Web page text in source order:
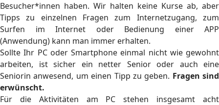
Besucher*innen haben. Wir halten keine Kurse ab, aber
Tipps zu einzelnen Fragen zum Internetzugang, zum
Surfen im Internet oder Bedienung einer APP
(Anwendung) kann man immer erhalten.
Sollte Ihr PC oder Smartphone einmal nicht wie gewohnt
arbeiten, ist sicher ein netter Senior oder auch eine
Seniorin anwesend, um einen Tipp zu geben. Fragen sind
erwünscht.
Für die Aktivitäten am PC stehen insgesamt acht